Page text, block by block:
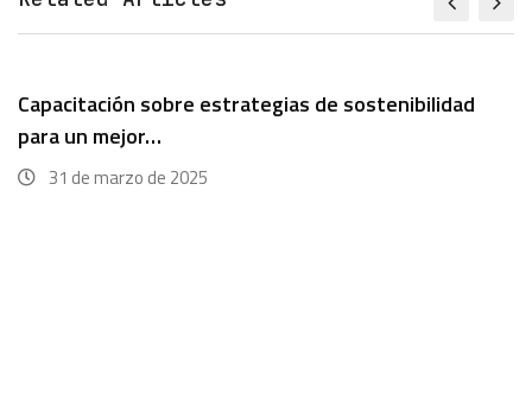
Capacitación sobre estrategias de sostenibilidad
para un mejor…
31 de marzo de 2025